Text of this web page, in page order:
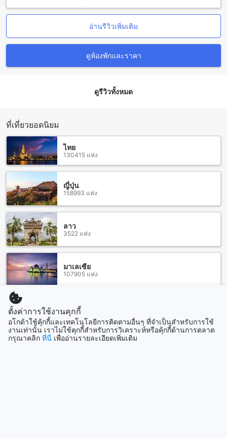
ผ่อนและเรียนรู้ในโรงแรมแอตแลนทิส เมลเบิร์นที่มีสถานที่
ทำงานและการศึกษาที่ใกล้เคียง
โรงแรมแอตแลนทิส เมลเบิร์น เป็นที่พักที่สะดวกสบายและหรูหรา
ที่ตั้งอยู่ในเขตศูนย์กลางธุรกิจเมลเบิร์น ออสเตรเลีย สำหรับผู้ที่
คุณได้อย่างสะดวกสบายและรวดเร็ว
เช่ารถจากสนามบินได้โดยตรงและขับเองมายังโรงแรม โดยเส้น
และโรงแรมมีที่จอดรถสำหรับแขกใช้งาน
นอกจากนี้ คุณยังสามารถใช้บริการแท็กซี่หรือรถรับส่งจากสนาม
บินได้ บริการนี้จะทำให้คุณสามารถเดินทางมายังโรงแรมได้อย่าง
สะดวก โดยแท็กซี่จะมีอยู่ในจุดที่รอรับผู้โดยสารที่สนามบิน และ
รถรับส่งจะมีบริการตามเวลาที่กำหนดล่วงหน้า
สถานที่ท่องเที่ยวและแหล่งท่องเที่ยวที่ใกล้เคียงกับโรงแรมแอตแล
นทิส เมลเบิร์น
โรงแรมแอตแลนทิส เมลเบิร์น ตั้งอยู่ใกล้กับหลายสถานที่ท่องเที่ยว
และแหล่งท่องเที่ยวที่น่าสนใจในเมลเบิร์น ออสเตรเลีย บางสถาน
ที่ที่คุณอาจสนใจเป็น ตลาด ควีน วิคทอเรีย ที่เป็นตลาดที่มีความ
หลากหลายของสินค้าและอาหารที่อร่อย คุณยังสามารถเดินเล่นที่
ยูเรก้าสกายเด็ค88 ที่เป็นสวนสนุกที่มีเครื่องเล่นที่น่าสนใจสำหรับ
เด็กและผู้ใหญ่ หากคุณสนใจในศิลปะและวัฒนธรรมท้องถิ่น คุณ
สามารถเยือนหอศิลป์แห่งชาติของรัฐวิคตอเรียได้ ที่นี่คุณจะได้พบ
กับความงดงามของงานศิลปะและวัฒนธรรมแบบต่างๆ อีกทั้งยังมี
SEA LIFE Melbourne Aquarium ที่เป็นแหล่งเรียนรู้เกี่ยวกับสัตว์
ใต้ทะเล และโอลด์ เมลเบิร์น จิล ที่เป็นสถานที่แสดงละครและ
คอนเสิร์ตที่น่าตื่นเต้น
อ่านรีวิวเพิ่มเติม
ดูห้องพักและราคา
ดูรีวิวทั้งหมด
ที่เที่ยวยอดนิยม
ไทย
130415 แห่ง
ญี่ปุ่น
158993 แห่ง
ลาว
3522 แห่ง
มาเลเซีย
107905 แห่ง
สิงคโปร์
1501 แห่ง
ตั้งค่าการใช้งานคุกกี้
อโกด้าใช้คุ้กกี้และเทคโนโลยีการติดตามอื่นๆ ที่จำเป็นสำหรับการใช้
งานเท่านั้น เราไม่ใช้คุกกี้สำหรับการวิเคราะห์หรือคุ้กกี้ด้านการตลาด
กรุณาคลิก ที่นี่ เพื่ออ่านรายละเอียดเพิ่มเติม